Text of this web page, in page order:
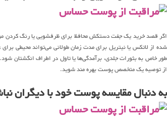
اگر قصد خرید یک جفت دستکش محافظ برای ظرفشویی یا رنگ کردن مو
شده از لاتکس یا نیتریل برای مدت زمان طولانی می‌تواند محیطی
طور خاص به بثورات جلدی، برآمدگی‌ها یا تاول در اطراف
از توصیه یک متخصص پوست بهره مند شوید.
به دنبال مقایسه پوست خود با دیگران